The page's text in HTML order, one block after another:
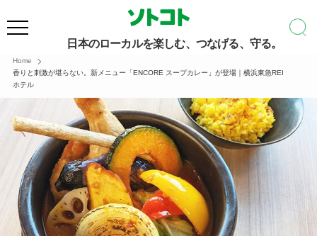
日本のローカルを楽しむ、つなげる、守る。
Home
香りと刺激が堪らない。新メニュー「ENCORE スープカレー」が登場｜横浜東急REI
ホテル